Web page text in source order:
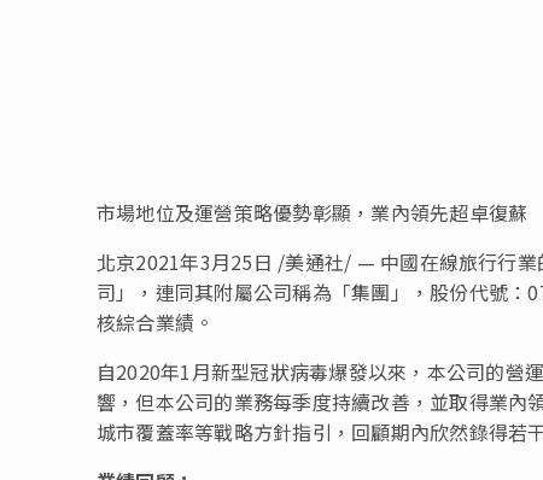
市場地位及運營策略優勢彰顯，業內領先超卓復蘇
北京2021年3月25日 /美通社/ — 中國在線旅行行
司」，連同其附屬公司稱為「集團」，股份代號
核綜合業績。
自2020年1月新型冠狀病毒爆發以來，本公司的營
響，但本公司的業務每季度持續改善，並取得業內
城市覆蓋率等戰略方針指引，回顧期內欣然錄得若